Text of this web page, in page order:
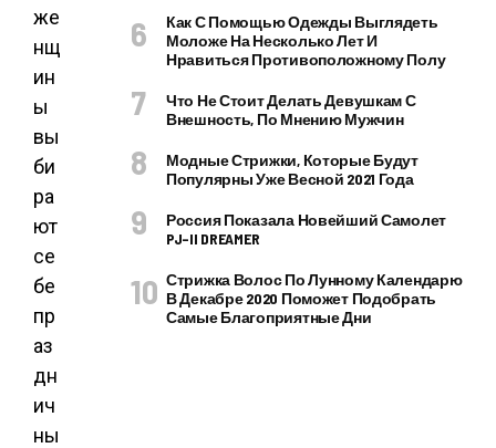
же
нщ
ин
ы
вы
би
ра
ют
се
бе
пр
аз
дн
ич
ны
Как С Помощью Одежды Выглядеть
Моложе На Несколько Лет И
Нравиться Противоположному Полу
Что Не Стоит Делать Девушкам С
Внешность, По Мнению Мужчин
Модные Стрижки, Которые Будут
Популярны Уже Весной 2021 Года
Россия Показала Новейший Самолет
PJ–II DREAMER
Стрижка Волос По Лунному Календарю
В Декабре 2020 Поможет Подобрать
Самые Благоприятные Дни